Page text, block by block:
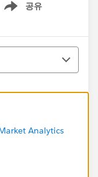
공유
Show menu
Analytics